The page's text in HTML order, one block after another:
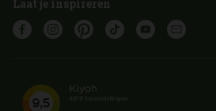
Laat je inspireren